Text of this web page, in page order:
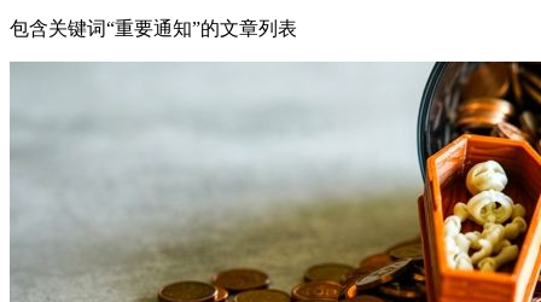
包含关键词“重要通知”的文章列表